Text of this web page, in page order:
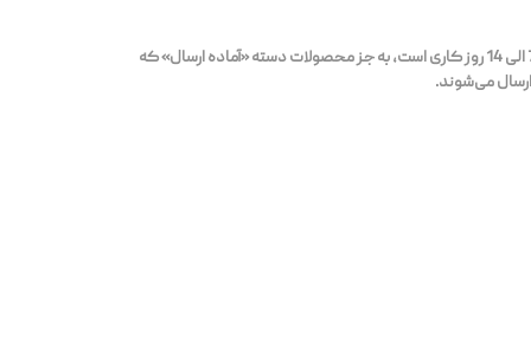
بازه‌ی زمانی ارسال محصولات قابل سفارش 7 الی 14 روز کاری است، به جز محصولات دسته «آماده ارسال» که